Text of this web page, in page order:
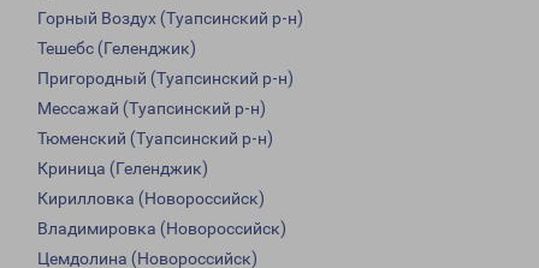
Горный Воздух (Туапсинский р-н)
Тешебс (Геленджик)
Пригородный (Туапсинский р-н)
Мессажай (Туапсинский р-н)
Тюменский (Туапсинский р-н)
Криница (Геленджик)
Кирилловка (Новороссийск)
Владимировка (Новороссийск)
Цемдолина (Новороссийск)